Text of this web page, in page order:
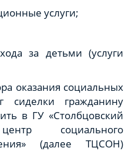
услуги;
за детьми (услуги
оказания социальных
сиделки гражданину
в ГУ «Столбцовский
социального
(далее ТЦСОН)